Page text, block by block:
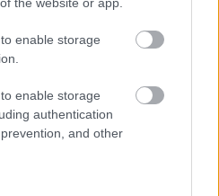
enable storage
enable storage
authentication
and other